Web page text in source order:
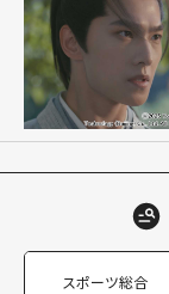
スポーツ総合